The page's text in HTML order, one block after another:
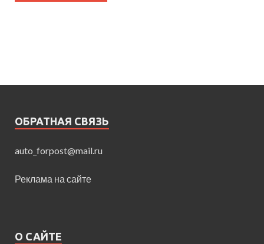
ОБРАТНАЯ СВЯЗЬ
auto_forpost@mail.ru
Реклама на сайте
О САЙТЕ